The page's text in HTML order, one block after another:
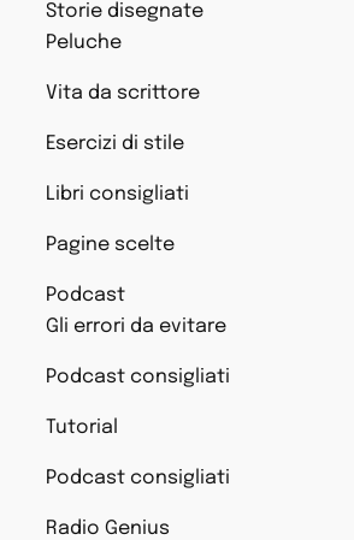
Storie disegnate
Peluche
Vita da scrittore
Esercizi di stile
Libri consigliati
Pagine scelte
Podcast
Gli errori da evitare
Podcast consigliati
Tutorial
Podcast consigliati
Radio Genius